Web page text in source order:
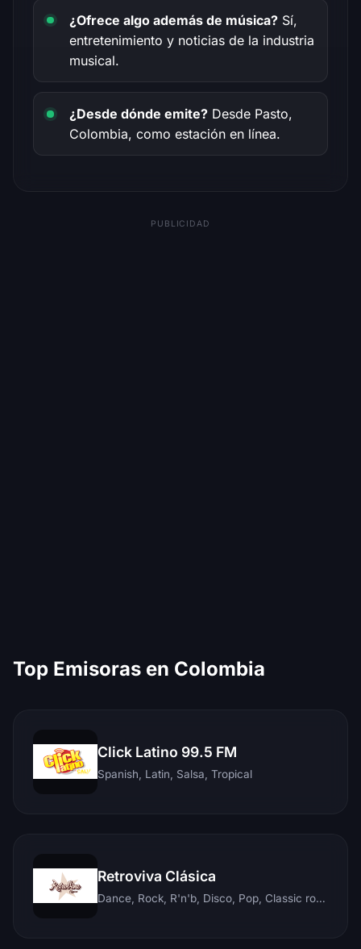
¿Ofrece algo además de música? Sí,
entretenimiento y noticias de la industria
musical.
¿Desde dónde emite? Desde Pasto,
Colombia, como estación en línea.
PUBLICIDAD
Top Emisoras en Colombia
Click Latino 99.5 FM
Spanish, Latin, Salsa, Tropical
Retroviva Clásica
Dance, Rock, R'n'b, Disco, Pop, Classic rock, Techno, Reggae